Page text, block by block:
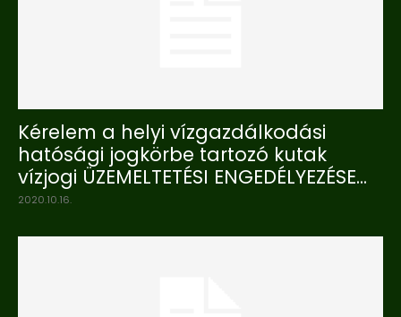
Kérelem a helyi vízgazdálkodási
hatósági jogkörbe tartozó kutak
vízjogi ÜZEMELTETÉSI ENGEDÉLYEZÉSE...
2020.10.16.